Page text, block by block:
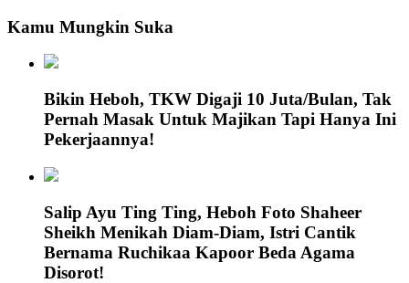
Kamu Mungkin Suka
Bikin Heboh, TKW Digaji 10 Juta/Bulan, Tak
Pernah Masak Untuk Majikan Tapi Hanya Ini
Pekerjaannya!
Salip Ayu Ting Ting, Heboh Foto Shaheer
Sheikh Menikah Diam-Diam, Istri Cantik
Bernama Ruchikaa Kapoor Beda Agama
Disorot!